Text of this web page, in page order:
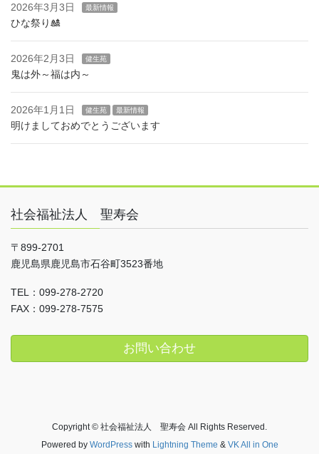
2026年3月3日 最新情報
ひな祭り🎎
2026年2月3日 健生苑
鬼は外～福は内～
2026年1月1日 健生苑 最新情報
明けましておめでとうございます
社会福祉法人 聖寿会
〒899-2701
鹿児島県鹿児島市石谷町3523番地
TEL：099-278-2720
FAX：099-278-7575
お問い合わせ
Copyright © 社会福祉法人 聖寿会 All Rights Reserved.
Powered by WordPresswith Lightning Theme & VK All in One